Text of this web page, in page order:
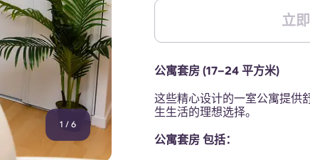
1 / 6
立
公寓套房 (17–24 平方米)
这些精心设计的一室公寓提供
生生活的理想选择。
公寓套房 包括：